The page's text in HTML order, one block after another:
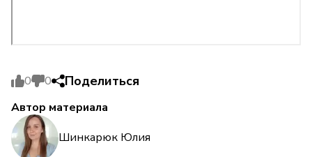
0 0 Поделиться
Автор материала
Шинкарюк Юлия